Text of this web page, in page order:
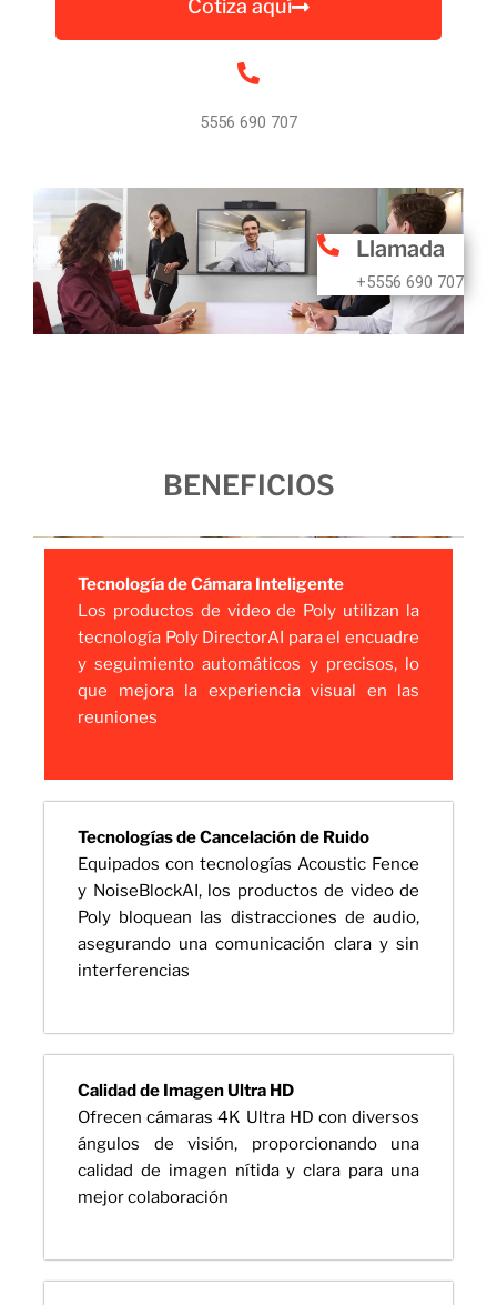
Cotiza aquí
5556 690 707
Llamada
+5556 690 707
BENEFICIOS
Tecnología de Cámara Inteligente
Los productos de video de Poly utilizan la
tecnología Poly DirectorAI para el encuadre
y seguimiento automáticos y precisos, lo
que mejora la experiencia visual en las
reuniones
Tecnologías de Cancelación de Ruido
Equipados con tecnologías Acoustic Fence
y NoiseBlockAI, los productos de video de
Poly bloquean las distracciones de audio,
asegurando una comunicación clara y sin
interferencias
Calidad de Imagen Ultra HD
Ofrecen cámaras 4K Ultra HD con diversos
ángulos de visión, proporcionando una
calidad de imagen nítida y clara para una
mejor colaboración